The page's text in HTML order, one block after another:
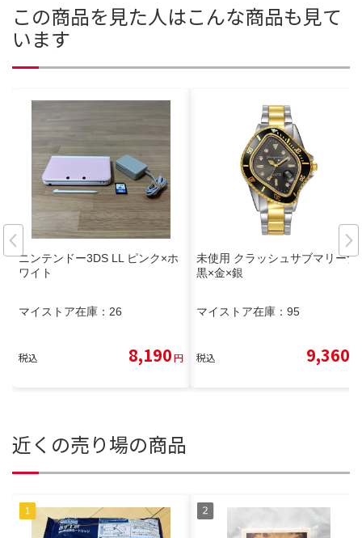
この商品を見た人はこんな商品も見て
います
ニンテンドー3DS LL ピンク×ホ
ワイト
マイストア在庫： 26
税込 8,190円
未使用 クラッシュサブマリーナ
黒×金×銀
マイストア在庫： 95
税込 9,360
近くの売り場の商品